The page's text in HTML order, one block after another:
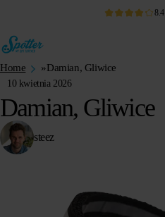
8.4
Home »Damian, Gliwice
10 kwietnia 2026
Damian, Gliwice
steez